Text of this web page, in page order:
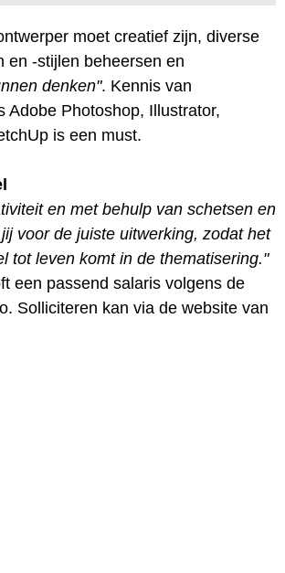
moet creatief zijn, diverse
en -stijlen beheersen en
denken". Kennis van
Adobe Photoshop, Illustrator,
is een must.
en met behulp van schetsen en
voor de juiste uitwerking, zodat het
tot leven komt in de thematisering."
een passend salaris volgens de
Solliciteren kan via de website van